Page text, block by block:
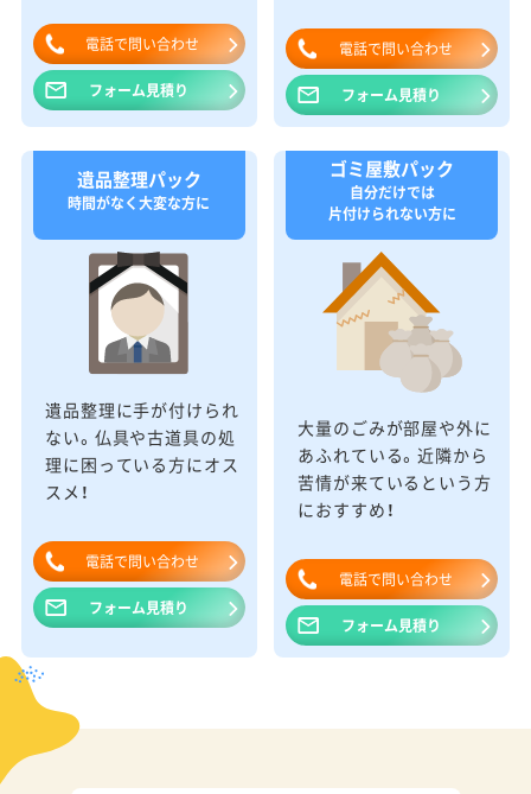
電話で問い合わせ
フォーム見積り
電話で問い合わせ
フォーム見積り
遺品整理パック
時間がなく大変な方に
遺品整理に手が付けられ
ない。仏具や古道具の処
理に困っている方にオス
スメ！
電話で問い合わせ
フォーム見積り
ゴミ屋敷パック
自分だけでは
片付けられない方に
大量のごみが部屋や外に
あふれている。近隣から
苦情が来ているという方
におすすめ！
電話で問い合わせ
フォーム見積り